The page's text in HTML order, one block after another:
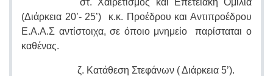
(Διάρκεια 20’- 25’) κ.κ. Προέδρου και Αντιπροέδρου
Ε.Α.Α.Σ αντίστοιχα, σε όποιο μνημείο παρίσταται ο
καθένας.
ζ. Κατάθεση Στεφάνων ( Διάρκεια 5’).